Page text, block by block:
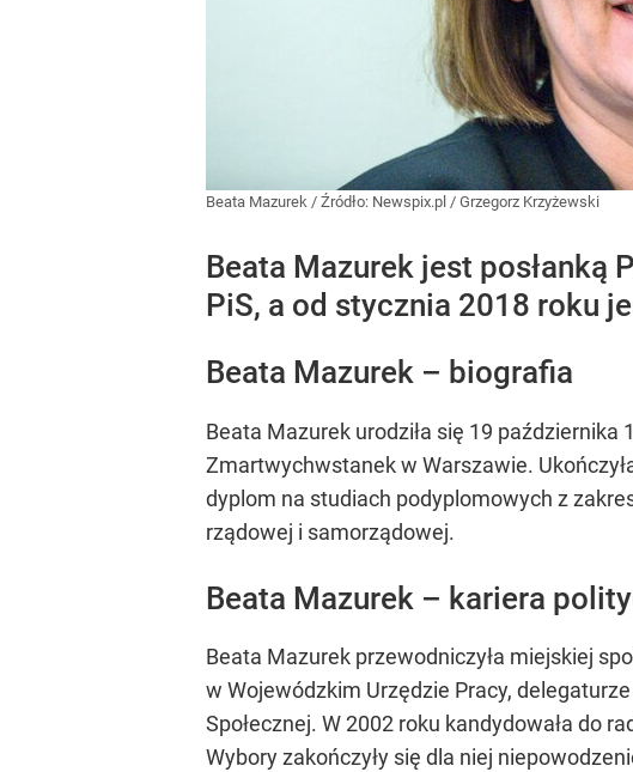
Beata Mazurek / Źródło: Newspix.pl / Grzegorz Krzyżewski
Beata Mazurek jest posłanką
PiS, a od stycznia 2018 roku
Beata Mazurek – biografia
Beata Mazurek urodziła się 19
Zmartwychwstanek w Warszawie.
dyplom na studiach podyplomowych z
rządowej i samorządowej.
Beata Mazurek – kariera
Beata Mazurek przewodniczyła miejskiej
w Wojewódzkim Urzędzie Pracy,
Społecznej. W 2002 roku kandydowała do
Wybory zakończyły się dla niej